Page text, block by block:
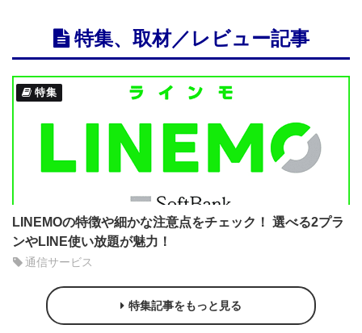
特集、取材／レビュー記事
特集
LINEMOの特徴や細かな注意点をチェック！ 選べる2プラ
ンやLINE使い放題が魅力！
通信サービス
特集記事をもっと見る